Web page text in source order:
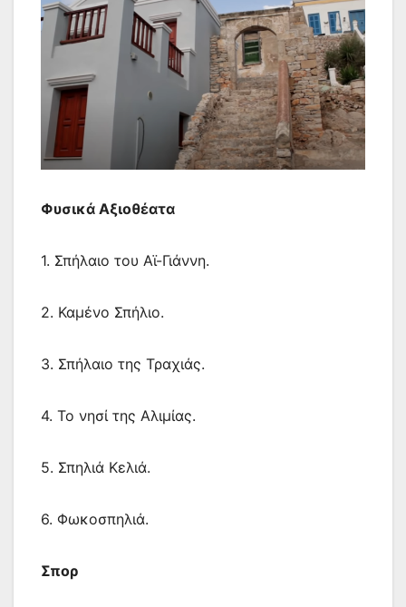
Φυσικά Αξιοθέατα
1. Σπήλαιο του Αϊ-Γιάννη.
2. Καμένο Σπήλιο.
3. Σπήλαιο της Τραχιάς.
4. Το νησί της Αλιμίας.
5. Σπηλιά Κελιά.
6. Φωκοσπηλιά.
Σπορ